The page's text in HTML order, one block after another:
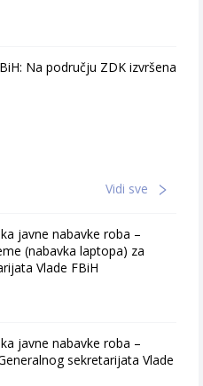
Na području ZDK izvršena
Vidi sve
javne nabavke roba –
(nabavka laptopa) za
Vlade FBiH
javne nabavke roba –
sekretarijata Vlade